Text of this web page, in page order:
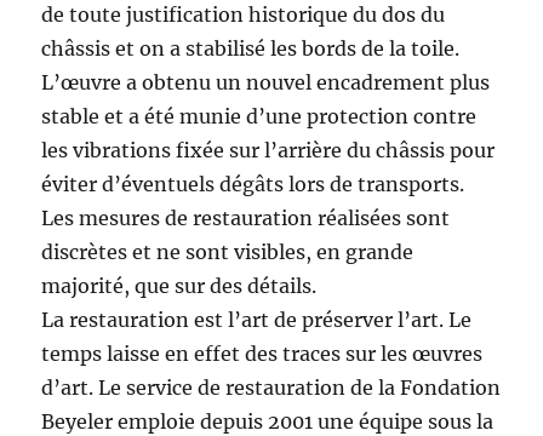
de toute justification historique du dos du
châssis et on a stabilisé les bords de la toile.
L’œuvre a obtenu un nouvel encadrement plus
stable et a été munie d’une protection contre
les vibrations fixée sur l’arrière du châssis pour
éviter d’éventuels dégâts lors de transports.
Les mesures de restauration réalisées sont
discrètes et ne sont visibles, en grande
majorité, que sur des détails.
La restauration est l’art de préserver l’art. Le
temps laisse en effet des traces sur les œuvres
d’art. Le service de restauration de la Fondation
Beyeler emploie depuis 2001 une équipe sous la